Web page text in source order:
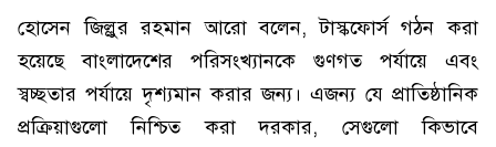
হোসেন জিল্লুর রহমান আরো বলেন, টাস্কফোর্স গঠন করা
হয়েছে বাংলাদেশের পরিসংখ্যানকে গুণগত পর্যায়ে এবং
স্বচ্ছতার পর্যায়ে দৃশ্যমান করার জন্য। এজন্য যে প্রাতিষ্ঠানিক
প্রক্রিয়াগুলো নিশ্চিত করা দরকার, সেগুলো কিভাবে